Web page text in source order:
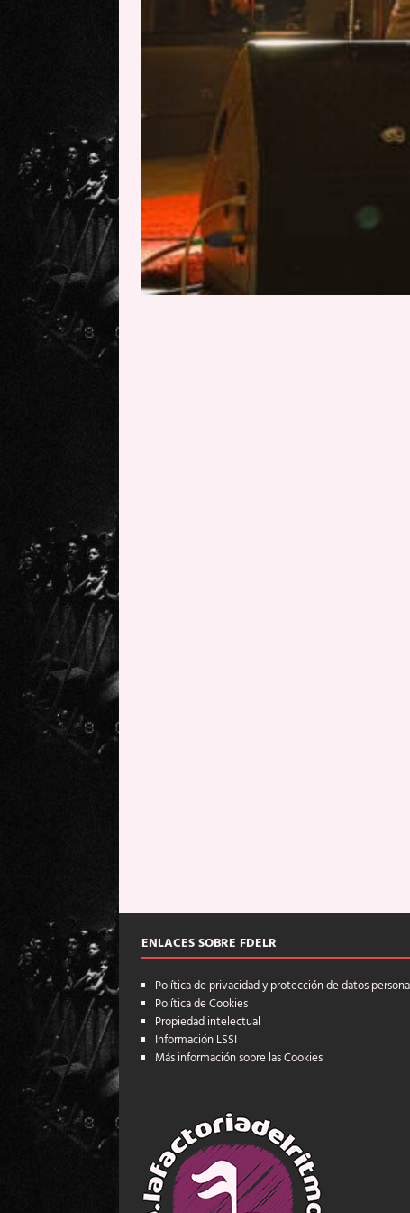
ENLACES SOBRE FDELR
Política de privacidad y protección de datos
Política de Cookies
Propiedad intelectual
Información LSSI
Más información sobre las Cookies